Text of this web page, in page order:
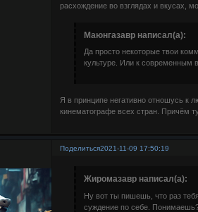
расхождение во взглядах и вкусах,
Маюнгазавр написал(а):
Да просто некоторые твои
культуре. Или к современным
Я в принципе негативно отношусь к
кинематографе всех стран. Причём
Поделиться2021-11-09 17:50:19
Жиромазавр написал(а):
Ну вот ты пишешь, что раз
суждение по себе.